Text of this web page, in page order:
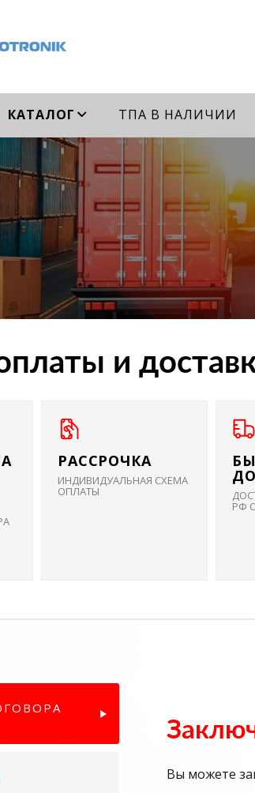
КАТАЛОГ ТПА В НАЛИЧИИ
и
РАССРОЧКА
ИНДИВИДУАЛЬНАЯ СХЕМА
ОПЛАТЫ
РФ
Вы можете